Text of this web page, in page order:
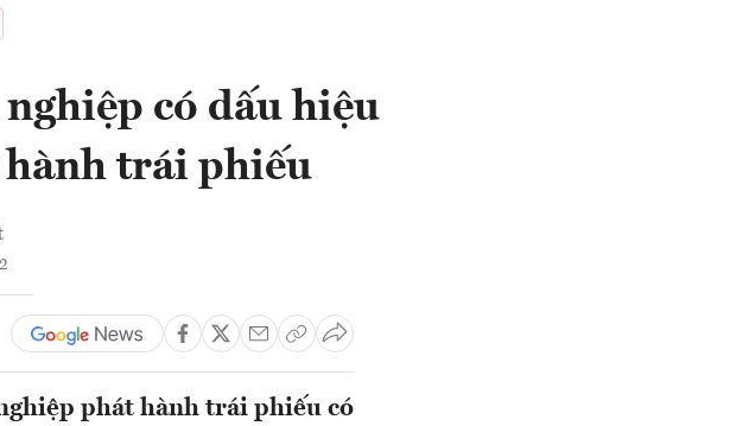
có dấu hiệu
trái phiếu
phát hành trái phiếu có